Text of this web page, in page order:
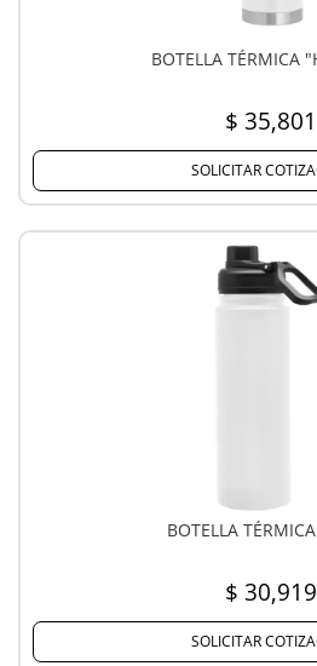
BOTELLA TÉRMICA
$ 35,801
SOLICITAR
BOTELLA
$ 30,919
SOLICITAR